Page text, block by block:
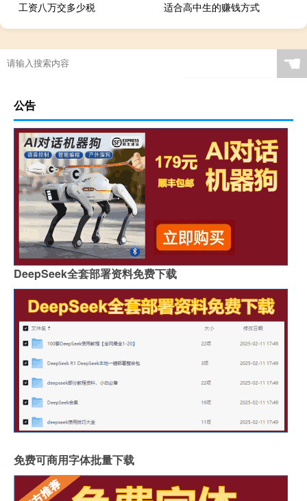
工资八万交多少税 适合高中生的赚钱方式
☚
公告
DeepSeek全套部署资料免费下载
免费可商用字体批量下载